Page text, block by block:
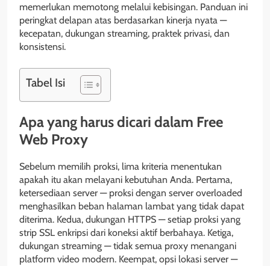
memerlukan memotong melalui kebisingan. Panduan ini
peringkat delapan atas berdasarkan kinerja nyata —
kecepatan, dukungan streaming, praktek privasi, dan
konsistensi.
Tabel Isi
Apa yang harus dicari dalam Free
Web Proxy
Sebelum memilih proksi, lima kriteria menentukan
apakah itu akan melayani kebutuhan Anda. Pertama,
ketersediaan server — proksi dengan server overloaded
menghasilkan beban halaman lambat yang tidak dapat
diterima. Kedua, dukungan HTTPS — setiap proksi yang
strip SSL enkripsi dari koneksi aktif berbahaya. Ketiga,
dukungan streaming — tidak semua proxy menangani
platform video modern. Keempat, opsi lokasi server —